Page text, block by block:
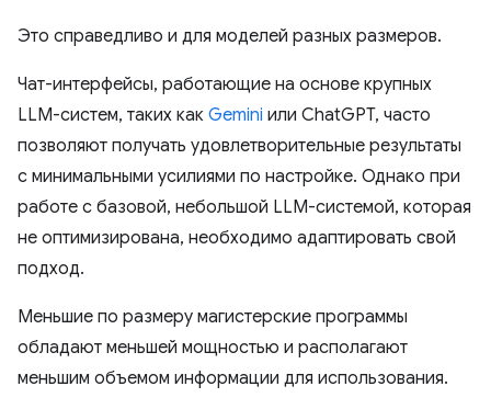
Это справедливо и для моделей разных размеров.
Чат-интерфейсы, работающие на основе крупных
LLM-систем, таких как Gemini или ChatGPT, часто
позволяют получать удовлетворительные результаты
с минимальными усилиями по настройке. Однако при
работе с базовой, небольшой LLM-системой, которая
не оптимизирована, необходимо адаптировать свой
подход.
Меньшие по размеру магистерские программы
обладают меньшей мощностью и располагают
меньшим объемом информации для использования.